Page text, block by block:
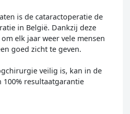
is de cataractoperatie de
in België. Dankzij deze
elk jaar weer vele mensen
goed zicht te geven.
veilig is, kan in de
resultaatgarantie